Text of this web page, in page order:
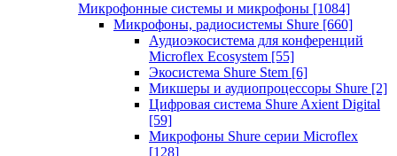
Микрофонные системы и микрофоны [1084]
Микрофоны, радиосистемы Shure [660]
Аудиоэкосистема для конференций
Microflex Ecosystem [55]
Экосистема Shure Stem [6]
Микшеры и аудиопроцессоры Shure [2]
Цифровая система Shure Axient Digital
[59]
Микрофоны Shure серии Microflex
[128]